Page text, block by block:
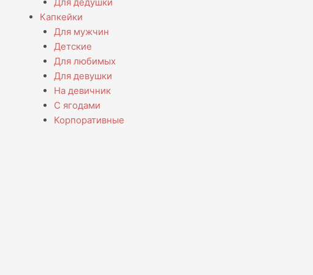
Капкейки
Для мужчин
Детские
Для любимых
Для девушки
На девичник
С ягодами
Корпоративные